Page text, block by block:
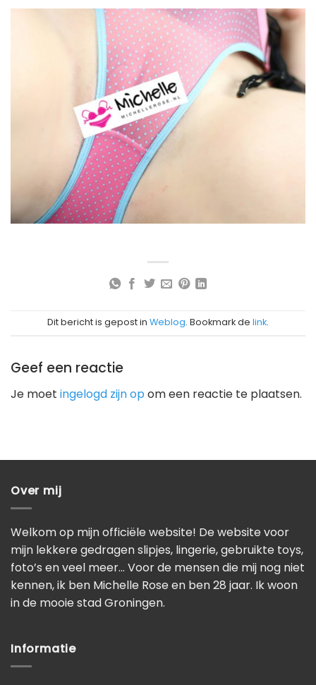
Dit bericht is gepost in Weblog. Bookmark de link.
Geef een reactie
Je moet ingelogd zijn opom een reactie te plaatsen.
Over mij
Welkom op mijn officiële website! De website voor
mijn lekkere gedragen slipjes, lingerie, gebruikte toys,
foto’s en veel meer… Voor de mensen die mij nog niet
kennen, ik ben Michelle Rose en ben 28 jaar. Ik woon
in de mooie stad Groningen.
Informatie